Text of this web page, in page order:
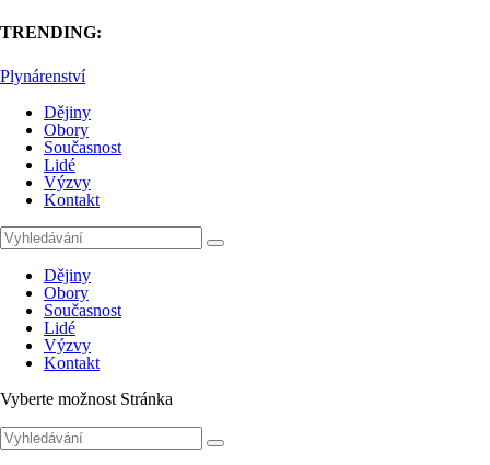
TRENDING:
Plynárenství
Dějiny
Obory
Současnost
Lidé
Výzvy
Kontakt
Dějiny
Obory
Současnost
Lidé
Výzvy
Kontakt
Vyberte možnost Stránka